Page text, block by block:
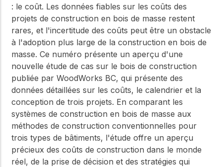
: le coût. Les données fiables sur les coûts des
projets de construction en bois de masse restent
rares, et l'incertitude des coûts peut être un obstacle
à l'adoption plus large de la construction en bois de
masse. Ce numéro présente un aperçu d'une
nouvelle étude de cas sur le bois de construction
publiée par WoodWorks BC, qui présente des
données détaillées sur les coûts, le calendrier et la
conception de trois projets. En comparant les
systèmes de construction en bois de masse aux
méthodes de construction conventionnelles pour
trois types de bâtiments, l'étude offre un aperçu
précieux des coûts de construction dans le monde
réel, de la prise de décision et des stratégies qui